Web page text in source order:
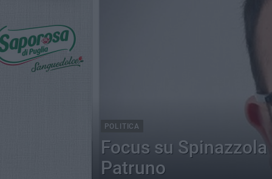
POLITICA
Focus su
Patruno